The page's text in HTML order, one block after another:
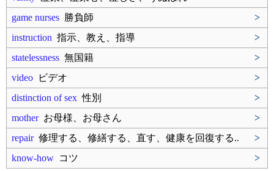
game nurses 勝負師
>
instruction 指示、教え、指導
>
statelessness 無国籍
>
video ビデオ
>
distinction of sex 性別
>
motherお母様、お母さん
>
repair修理する、修繕する、直す、健康を回復する..
>
know-how コツ >